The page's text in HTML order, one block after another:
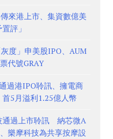
來港上市、集資數億美
評」
度」申美股IPO、AUM
代號GRAY
過港IPO聆訊、擁電商
5月溢利1.25億人幣
通過上市聆訊 納芯微A
樂摩科技為共享按摩設